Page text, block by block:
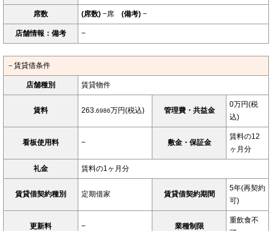
席数 (席数) −席 (備考) −
店舗情報：備考 −
－賃貸借条件
店舗種別 賃貸物件
賃料 263.6986万円(税込) 管理費・共益金
0万円(税
込)
看板使用料 − 敷金・保証金
賃料の12
ヶ月分
礼金 賃料の1ヶ月分
賃貸借契約種別 定期借家 賃貸借契約期間
5年(再契約
可)
更新料 − 業種制限
重飲食不